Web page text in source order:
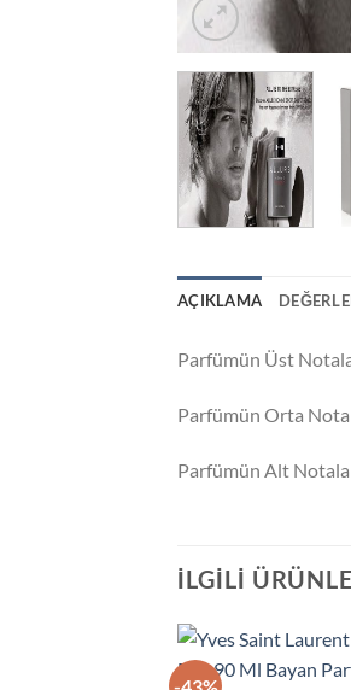
AÇIKLAMA
Parfümün Üst
Parfümün Orta
Parfümün Alt
İLGILI